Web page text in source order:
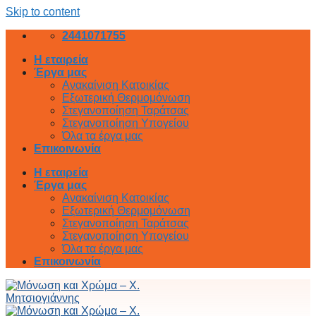
Skip to content
2441071755
Η εταιρεία
Έργα μας
Ανακαίνιση Κατοικίας
Εξωτερική Θερμομόνωση
Στεγανοποίηση Ταράτσας
Στεγανοποίηση Υπογείου
Όλα τα έργα μας
Επικοινωνία
Η εταιρεία
Έργα μας
Ανακαίνιση Κατοικίας
Εξωτερική Θερμομόνωση
Στεγανοποίηση Ταράτσας
Στεγανοποίηση Υπογείου
Όλα τα έργα μας
Επικοινωνία